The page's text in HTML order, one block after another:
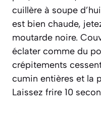
cuillère à soupe
est bien chaude,
moutarde noire.
éclater comme du
crépitements
cumin entières et la
Laissez frire 10